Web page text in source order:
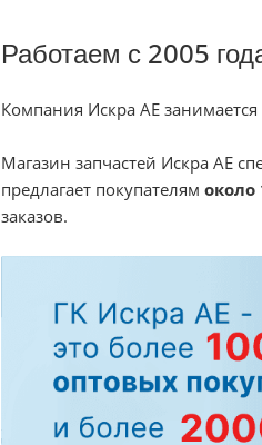
Работаем с 2005
Компания Искра АЕ
Магазин запчастей Искра АЕ
предлагает покупателям около
заказов.